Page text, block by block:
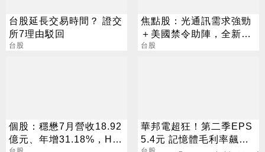
台股延長交易時間？ 證交
所7理由駁回
台股
焦點股：光通訊需求強勁
＋美國禁令助陣，全新H2
營運看俏，營收逐季攀升
台股
個股：穩懋7月營收18.92
億元、年增31.18%，H2
華邦電超狂！第二季EPS
5.4元 記憶體毛利率飆至